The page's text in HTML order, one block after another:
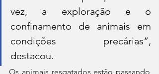
vez, a exploração e o
confinamento de animais em
condições precárias”,
destacou.
Os animais resgatados estão passando